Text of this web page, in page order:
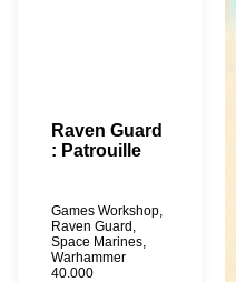
Raven Guard
: Patrouille
Games Workshop,
Raven Guard ,
Space Marines,
Warhammer
40.000